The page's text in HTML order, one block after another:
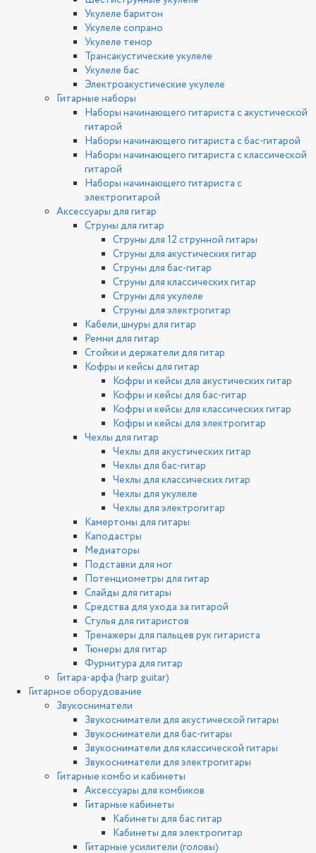
Укулеле баритон
Укулеле сопрано
Укулеле тенор
Трансакустические укулеле
Укулеле бас
Электроакустические укулеле
Гитарные наборы
Наборы начинающего гитариста с акустической
гитарой
Наборы начинающего гитариста с бас-гитарой
Наборы начинающего гитариста с классической
гитарой
Наборы начинающего гитариста с
электрогитарой
Аксессуары для гитар
Струны для гитар
Струны для 12 струнной гитары
Струны для акустических гитар
Струны для бас-гитар
Струны для классических гитар
Струны для укулеле
Струны для электрогитар
Кабели, шнуры для гитар
Ремни для гитар
Стойки и держатели для гитар
Кофры и кейсы для гитар
Кофры и кейсы для акустических гитар
Кофры и кейсы для бас-гитар
Кофры и кейсы для классических гитар
Кофры и кейсы для электрогитар
Чехлы для гитар
Чехлы для акустических гитар
Чехлы для бас-гитар
Чехлы для классических гитар
Чехлы для укулеле
Чехлы для электрогитар
Камертоны для гитары
Каподастры
Медиаторы
Подставки для ног
Потенциометры для гитар
Слайды для гитары
Средства для ухода за гитарой
Стулья для гитаристов
Тренажеры для пальцев рук гитариста
Тюнеры для гитар
Фурнитура для гитар
Гитара-арфа (harp guitar)
Гитарное оборудование
Звукосниматели
Звукосниматели для акустической гитары
Звукосниматели для бас-гитары
Звукосниматели для классической гитары
Звукосниматели для электрогитары
Гитарные комбо и кабинеты
Аксессуары для комбиков
Гитарные кабинеты
Кабинеты для бас гитар
Кабинеты для электрогитар
Гитарные усилители (головы)